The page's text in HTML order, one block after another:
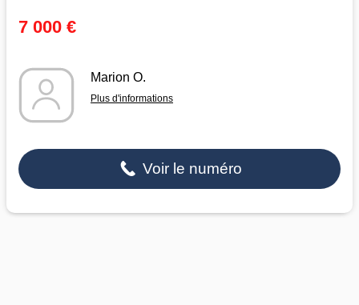
7 000 €
Marion O.
Plus d'informations
Voir le numéro